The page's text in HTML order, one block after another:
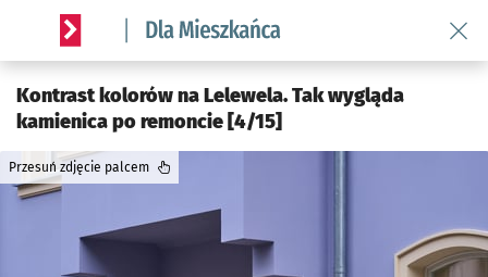
Serwis informacyjny wroclaw.pl podserwis: Dla mieszkańca
Kontrast kolorów na Lelewela. Tak wygląda
kamienica po remoncie [4/15]
Przesuń zdjęcie palcem